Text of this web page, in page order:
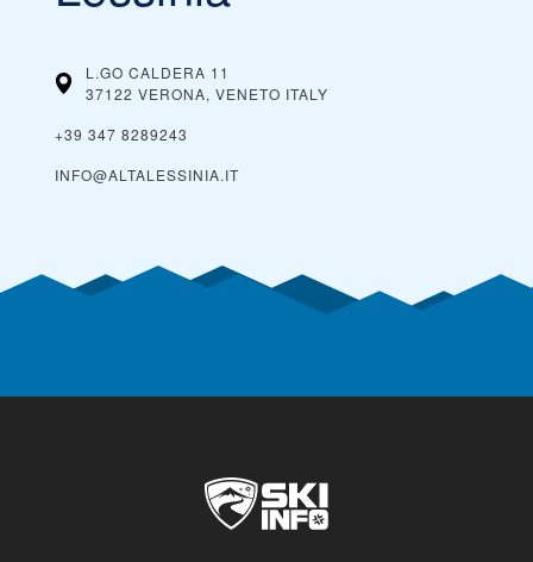
L.GO CALDERA 11
37122 VERONA, VENETO ITALY
+39 347 8289243
INFO@ALTALESSINIA.IT